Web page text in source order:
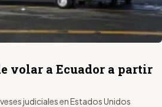
volar a Ecuador a partir
judiciales en Estados Unidos